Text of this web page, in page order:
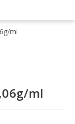
ml
ml